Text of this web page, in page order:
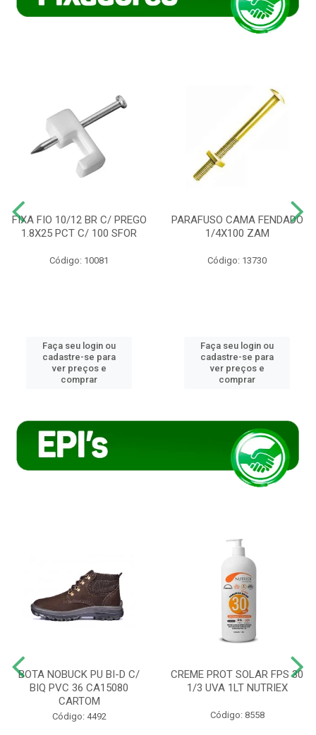
FIXA FIO 10/12 BR C/ PREGO
1.8X25 PCT C/ 100 SFOR
Código: 10081
Faça seu login ou
cadastre-se para
ver preços e
comprar
PARAFUSO CAMA FENDADO
1/4X100 ZAM
Código: 13730
Faça seu login ou
cadastre-se para
ver preços e
comprar
BOTA NOBUCK PU BI-D C/
BIQ PVC 36 CA15080
CARTOM
Código: 4492
CREME PROT SOLAR FPS 30
1/3 UVA 1LT NUTRIEX
Código: 8558